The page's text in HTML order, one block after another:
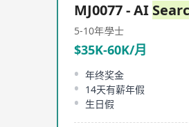
MJ0077 - AI
5-10年學士
$35K-60K/月
年终奖金
14天有薪年假
生日假